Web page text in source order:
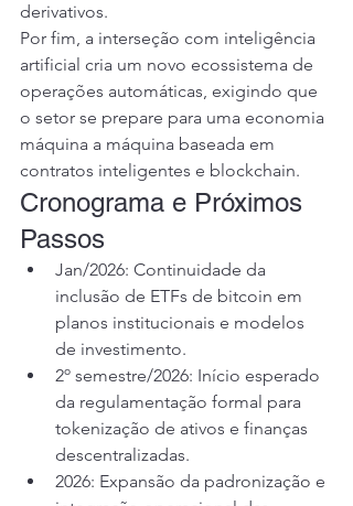
derivativos.
Por fim, a interseção com inteligência
artificial cria um novo ecossistema de
operações automáticas, exigindo que
o setor se prepare para uma economia
máquina a máquina baseada em
contratos inteligentes e blockchain.
Cronograma e Próximos
Passos
Jan/2026: Continuidade da
inclusão de ETFs de bitcoin em
planos institucionais e modelos
de investimento.
2º semestre/2026: Início esperado
da regulamentação formal para
tokenização de ativos e finanças
descentralizadas.
2026: Expansão da padronização e